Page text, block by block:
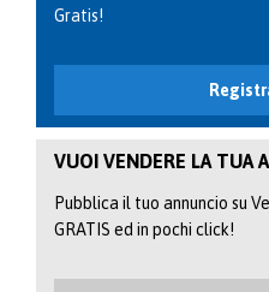
Gratis!
VUOI VENDERE LA TUA
Pubblica il tuo annuncio su
GRATIS ed in pochi click!